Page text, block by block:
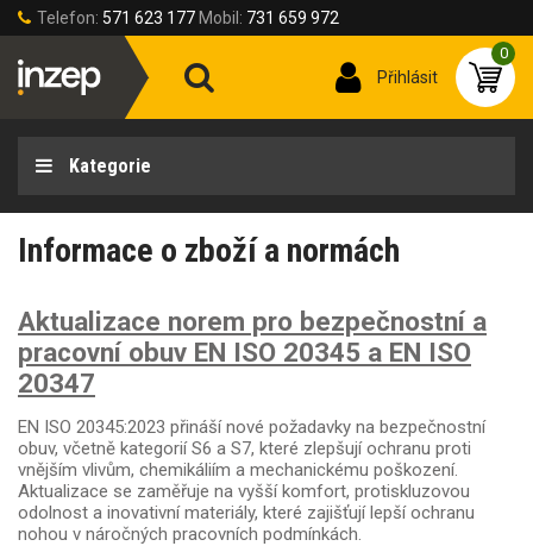
Telefon: 571 623 177 Mobil: 731 659 972
Přihlásit
0
Kategorie
Informace o zboží a normách
Aktualizace norem pro bezpečnostní a
pracovní obuv EN ISO 20345 a EN ISO
20347
EN ISO 20345:2023 přináší nové požadavky na bezpečnostní
obuv, včetně kategorií S6 a S7, které zlepšují ochranu proti
vnějším vlivům, chemikáliím a mechanickému poškození.
Aktualizace se zaměřuje na vyšší komfort, protiskluzovou
odolnost a inovativní materiály, které zajišťují lepší ochranu
nohou v náročných pracovních podmínkách.